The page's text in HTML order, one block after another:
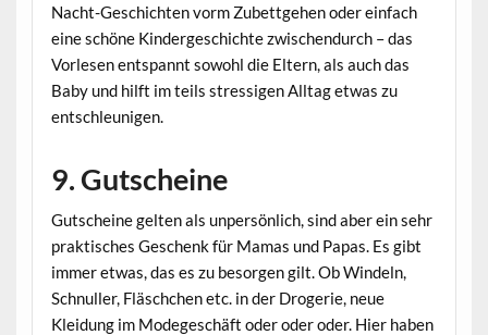
Nacht-Geschichten vorm Zubettgehen oder einfach
eine schöne Kindergeschichte zwischendurch – das
Vorlesen entspannt sowohl die Eltern, als auch das
Baby und hilft im teils stressigen Alltag etwas zu
entschleunigen.
9. Gutscheine
Gutscheine gelten als unpersönlich, sind aber ein sehr
praktisches Geschenk für Mamas und Papas. Es gibt
immer etwas, das es zu besorgen gilt. Ob Windeln,
Schnuller, Fläschchen etc. in der Drogerie, neue
Kleidung im Modegeschäft oder oder oder. Hier haben